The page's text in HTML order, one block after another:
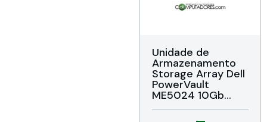
Unidade de
Armazenamento
Storage Array Dell
PowerVault
ME5024 10Gb
iSCSI Base-T (210-